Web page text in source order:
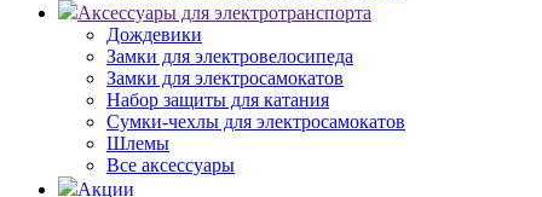
Аксессуары для электротранспорта
Дождевики
Замки для электровелосипеда
Замки для электросамокатов
Набор защиты для катания
Сумки-чехлы для электросамокатов
Шлемы
Все аксессуары
Акции